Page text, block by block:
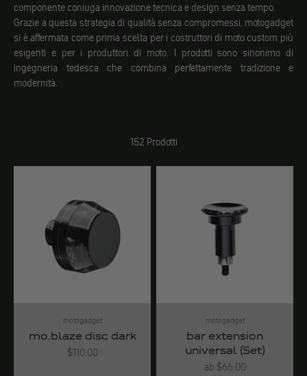
componente coniuga innovazione tecnica e design senza tempo.
Grazie a questa strategia di qualità senza compromessi, motogadget
si è affermata come prima scelta per i costruttori di moto custom più
esigenti e per i produttori di moto. I prodotti sono sinonimo di
ingegneria tedesca che combina perfettamente tradizione e
modernità.
152 Prodotti
motogadget
mo.blaze disc dark
Angebot
$110.00
motogadget
bar extension
universal (Set)
Angebot
ab $66.00